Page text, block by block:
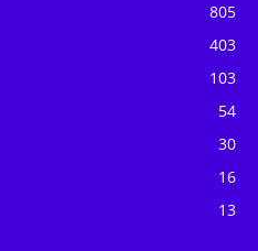
805
403
103
54
30
16
13